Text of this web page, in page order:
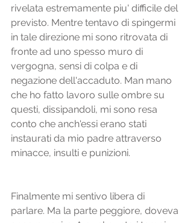
rivelata estremamente piu' difficile del
previsto. Mentre tentavo di spingermi
in tale direzione mi sono ritrovata di
fronte ad uno spesso muro di
vergogna, sensi di colpa e di
negazione dell'accaduto. Man mano
che ho fatto lavoro sulle ombre su
questi, dissipandoli, mi sono resa
conto che anch'essi erano stati
instaurati da mio padre attraverso
minacce, insulti e punizioni.
Finalmente mi sentivo libera di
parlare. Ma la parte peggiore, doveva